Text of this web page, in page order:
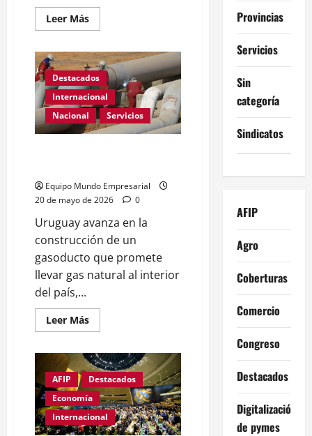
Leer MásLeer
más
Guerra
Ormuz:
Suben
fertilizantes
y
golpea
al
campo,
proyectan
menos
de
trigo
Argentina
Destacados
Internacional
Nacional
Servicios
Equipo Mundo Empresarial
20 de mayo de 2026
0
Uruguay avanza en la
construcción de un
gasoducto que promete
llevar gas natural al interior
del país,...
Leer MásLeer
más
Uruguay
acelera
el
plan
para
un
gasoducto
binacional
AFIP
Destacados
Economía
Internacional
Provincias
Servicios
Sin
categoría
Sindicatos
AFIP
Agro
Coberturas
Comercio
Congreso
Destacados
Digitalización
de pymes